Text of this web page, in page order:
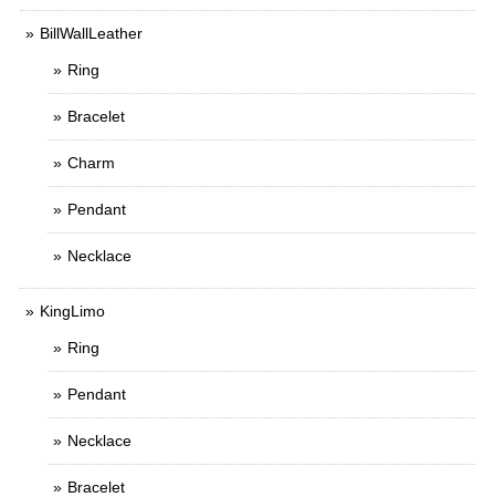
BillWallLeather
Ring
Bracelet
Charm
Pendant
Necklace
KingLimo
Ring
Pendant
Necklace
Bracelet